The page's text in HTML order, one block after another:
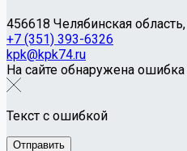
456618 Челябинская
+7 (351) 393-6326
kpk@kpk74.ru
На сайте обнаружена ошибка
Текст с ошибкой